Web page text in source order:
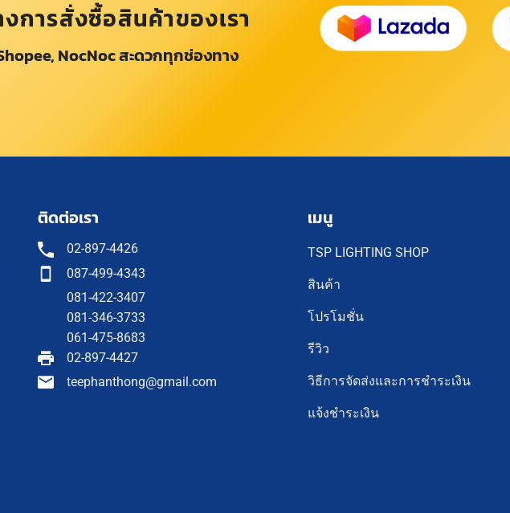
การสั่งซื้อสินค้าของเรา
NocNoc สะดวกทุกช่องทาง
ติดต่อเรา
02-897-4426
087-499-4343
081-422-3407
081-346-3733
061-475-8683
02-897-4427
teephanthong@gmail.com
เมนู
TSP LIGHTING SHOP
สินค้า
โปรโมชั่น
รีวิว
วิธีการจัดส่งและการชำระเงิน
แจ้งชำระเงิน